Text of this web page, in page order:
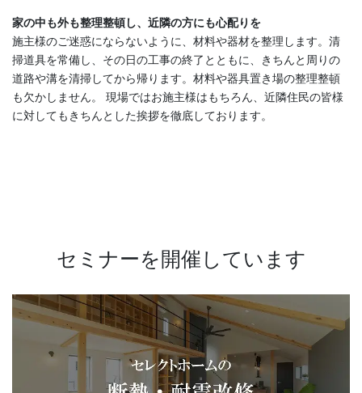
家の中も外も整理整頓し、近隣の方にも心配りを
施主様のご迷惑にならないように、材料や器材を整理します。清
掃道具を常備し、その日の工事の終了とともに、きちんと周りの
道路や溝を清掃してから帰ります。材料や器具置き場の整理整頓
も欠かしません。 現場ではお施主様はもちろん、近隣住民の皆様
に対してもきちんとした挨拶を徹底しております。
セミナーを開催しています